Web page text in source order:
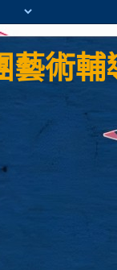
藝術